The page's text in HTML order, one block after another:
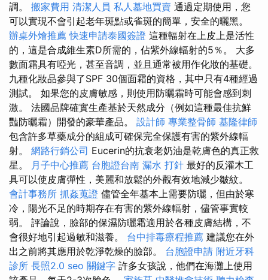
調。 搬家費用 清潔人員 私人墓地買賣 通過定期使用，您
可以實現不會引起老年斑點或雀斑的簡單，安全的曬黑。
辦桌外燴推薦 快速申請泰國簽證 這種輻射在上皮上是活性
的，這是合成維生素D所需的，佔紫外線輻射的5％。 大多
數面霜具有啞光，甚至音調，並且通常被用作化妝的基礎。
九種化妝品參與了SPF 30個面霜的資格，其中只有4種經過
測試。 如果您的皮膚敏感，則使用防曬霜時可能會感到刺
激。 法國品牌確實生產基於天然成分（例如這種最佳抗鮮
豔防曬霜）開發的豪華產品。 設計師 專業整骨師 基隆律師
包含許多草藥成分的組成可確保完全保護有害的紫外線輻
射。 網路行銷公司 Eucerin的抗衰老奶油是乾膚色的真正救
星。 月子中心推薦 台胞證台南 漏水 打針 最好的反灌木工
具可以使皮膚彈性，美麗和放鬆的外觀有效地減少皺紋。
會計事務所 抓姦蒐證 儘管全年基本上需要防曬，但由於寒
冷，陽光不足的時期存在有害的紫外線輻射，儘管事實較
弱。 評論說，臉部的保濕防曬霜適用於各種皮膚結構，不
會很好地引起過敏和滋養。 台中排毒療程推薦 建議您在外
出之前將其應用於乾淨乾燥的臉部。 台胞證申請 附近牙科
診所 長照2.0 seo 關鍵字 許多女孩說，他們在海灘上使用